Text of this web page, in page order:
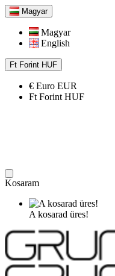
Magyar
Magyar
English
Ft Forint HUF
€ Euro EUR
Ft Forint HUF
Kosaram
A kosarad üres!